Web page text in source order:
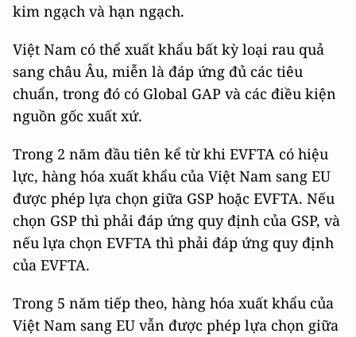
kim ngạch và hạn ngạch.
Việt Nam có thể xuất khẩu bất kỳ loại rau quả
sang châu Âu, miễn là đáp ứng đủ các tiêu
chuẩn, trong đó có Global GAP và các điều kiện
nguồn gốc xuất xứ.
Trong 2 năm đầu tiên kể từ khi EVFTA có hiệu
lực, hàng hóa xuất khẩu của Việt Nam sang EU
được phép lựa chọn giữa GSP hoặc EVFTA. Nếu
chọn GSP thì phải đáp ứng quy định của GSP, và
nếu lựa chọn EVFTA thì phải đáp ứng quy định
của EVFTA.
Trong 5 năm tiếp theo, hàng hóa xuất khẩu của
Việt Nam sang EU vẫn được phép lựa chọn giữa